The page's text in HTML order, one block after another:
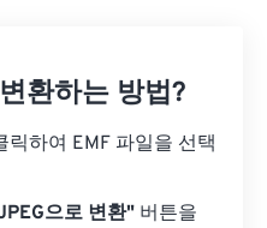
환하는 방법?
릭하여 EMF 파일을 선택
으로 변환" 버튼을